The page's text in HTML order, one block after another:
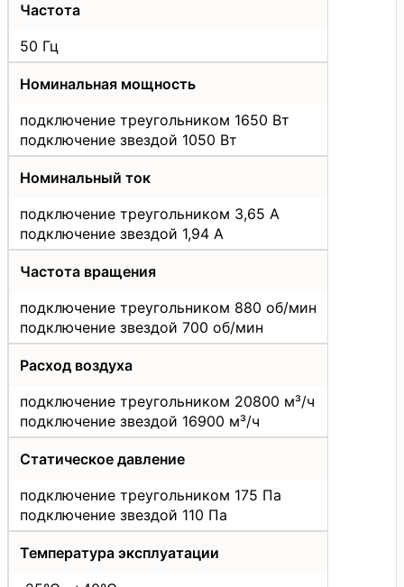
Частота
50 Гц
Номинальная мощность
подключение треугольником 1650 Вт
подключение звездой 1050 Вт
Номинальный ток
подключение треугольником 3,65 А
подключение звездой 1,94 А
Частота вращения
подключение треугольником 880 об/мин
подключение звездой 700 об/мин
Расход воздуха
подключение треугольником 20800 м³/ч
подключение звездой 16900 м³/ч
Статическое давление
подключение треугольником 175 Па
подключение звездой 110 Па
Температура эксплуатации